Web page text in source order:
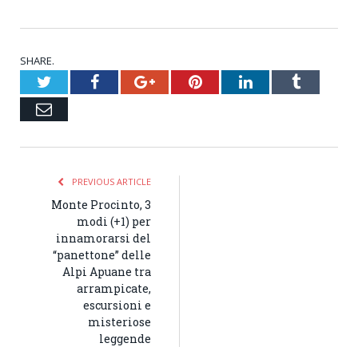
SHARE.
TwitterFacebookGoogle+PinterestLinkedInTumblr
Email
PREVIOUS ARTICLE
Monte Procinto, 3
modi (+1) per
innamorarsi del
“panettone” delle
Alpi Apuane tra
arrampicate,
escursioni e
misteriose
leggende